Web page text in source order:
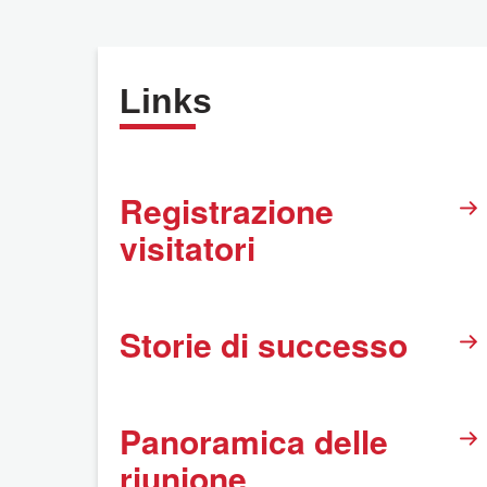
Links
Registrazione
visitatori
Storie di successo
Panoramica delle